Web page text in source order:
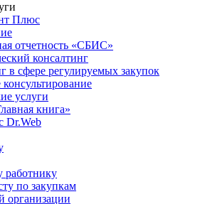
Плюс
отчетность «СБИС»
консалтинг
в сфере регулируемых закупок
услуги
книга»
Dr.Web
работнику
по закупкам
организации